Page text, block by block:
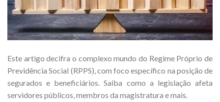
Este artigo decifra o complexo mundo do Regime Próprio de
Previdência Social (RPPS), com foco específico na posição de
segurados e beneficiários. Saiba como a legislação afeta
servidores públicos, membros da magistratura e mais.